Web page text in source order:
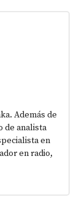
Además de
de analista
en
en radio,